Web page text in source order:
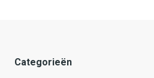
Categorieën